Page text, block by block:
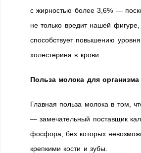
с жирностью более 3,6% —
не только вредит нашей
способствует повышению
холестерина в крови.
Польза молока для организма
Главная польза молока в том,
— замечательный поставщик
фосфора, без которых
крепкими кости и зубы.